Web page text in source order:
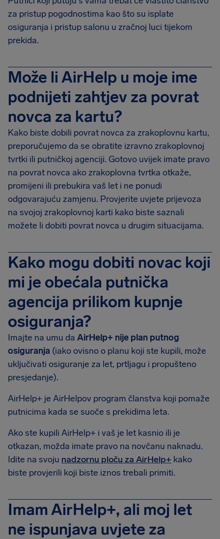
za pristup pogodnostima kao što su isplate
osiguranja i pristup salonu u zračnoj luci tijekom
prekida.
Može li AirHelp u moje ime
podnijeti zahtjev za povrat
novca za kartu?
Kako biste dobili povrat novca za zrakoplovnu kartu,
preporučujemo da se obratite izravno zrakoplovnoj
tvrtki ili putničkoj agenciji. Gotovo uvijek imate pravo
na povrat novca ako zrakoplovna tvrtka otkaže,
promijeni ili prebukira vaš let i ne ponudi
odgovarajuću zamjenu. Provjerite uvjete prijevoza
na svojoj zrakoplovnoj karti kako biste saznali
možete li dobiti povrat novca u drugim situacijama.
Kako mogu dobiti novac koji
mi je obećala putnička
agencija prilikom kupnje
osiguranja?
Imajte na umu da AirHelp+ nije plan putnog
osiguranja (iako ovisno o planu koji ste kupili, može
uključivati osiguranje za let, prtljagu i propušteno
presjedanje).
AirHelp+ je AirHelpov program članstva koji pomaže
putnicima kada se suoče s prekidima leta.
Ako ste kupili AirHelp+ i vaš je let kasnio ili je
otkazan, možda imate pravo na novčanu naknadu.
Idite na svoju nadzornu ploču za AirHelp+ kako
biste provjerili koji biste iznos trebali primiti.
Imam AirHelp+, ali moj let
ne ispunjava uvjete za